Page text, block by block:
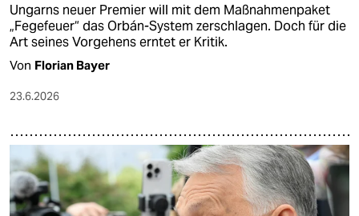
Ungarns neuer Premier will mit dem Maßnahmenpaket
„Fegefeuer“ das Orbán-System zerschlagen. Doch für die
Art seines Vorgehens erntet er Kritik.
Von Florian Bayer
23.6.2026